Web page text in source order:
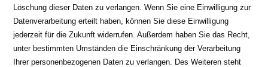
Löschung dieser Daten zu verlangen. Wenn Sie eine Einwilligung zur
Datenverarbeitung erteilt haben, können Sie diese Einwilligung
jederzeit für die Zukunft widerrufen. Außerdem haben Sie das Recht,
unter bestimmten Umständen die Einschränkung der Verarbeitung
Ihrer personenbezogenen Daten zu verlangen. Des Weiteren steht